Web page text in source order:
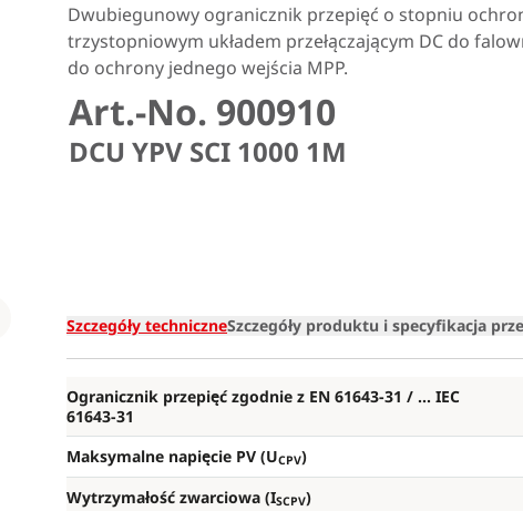
Dwubiegunowy ogranicznik przepięć o stopniu
trzystopniowym układem przełączającym DC do
do ochrony jednego wejścia MPP.
Art.-No. 900910
DCU YPV SCI 1000 1M
Loading
Szczegóły techniczneSzczegóły produktu i specyfikacja
Ogranicznik przepięć zgodnie z EN 61643-31 / ... IEC
61643-31
Maksymalne napięcie PV (UCPV)
Wytrzymałość zwarciowa (ISCPV)